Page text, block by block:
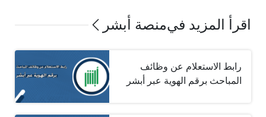
اقرأ المزيد فيمنصة أبشر
رابط الاستعلام عن وظائف
المباحث برقم الهوية عبر أبشر